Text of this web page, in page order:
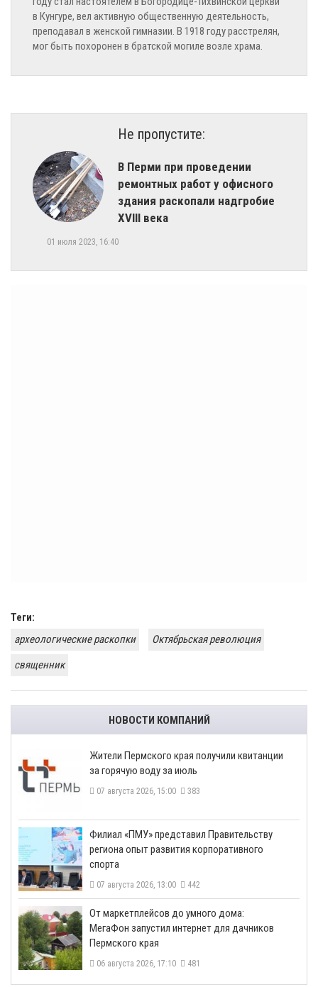
в Кунгуре, вел активную общественную деятельность,
преподавал в женской гимназии. В 1918 году расстрелян,
мог быть похоронен в братской могиле возле храма.
Не пропустите:
​В Перми при проведении
ремонтных работ у офисного
здания раскопали надгробие
XVIII века
01 июля 2023, 16:40
Теги:
археологические раскопки
Октябрьская революция
священник
НОВОСТИ КОМПАНИЙ
​Жители Пермского края получили квитанции
за горячую воду за июль
07 августа 2026, 15:00 383
​Филиал «ПМУ» представил Правительству
региона опыт развития корпоративного
спорта
07 августа 2026, 13:00 442
От маркетплейсов до умного дома:
МегаФон запустил интернет для дачников
Пермского края
06 августа 2026, 17:10 481